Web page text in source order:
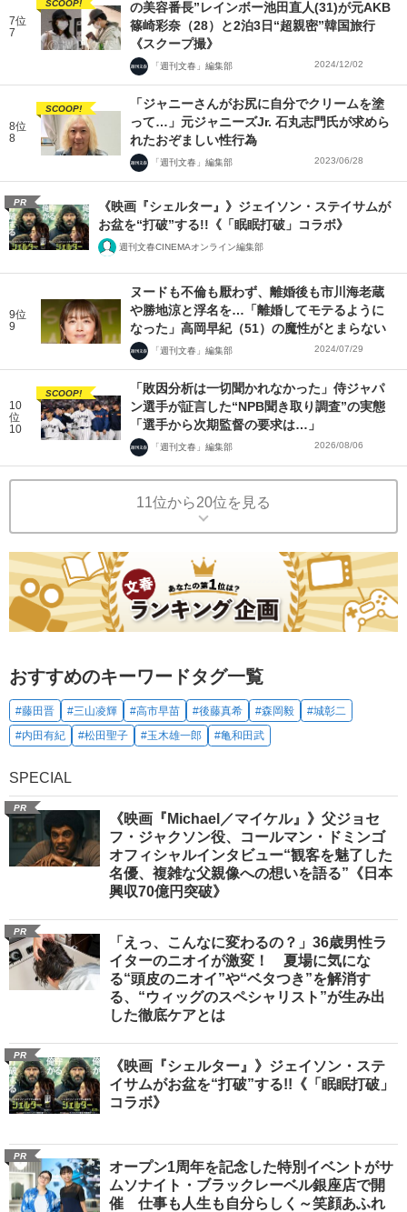
7位
7
SCOOP!
の美容番長”レインボー池田直人(31)が元AKB
篠崎彩奈（28）と2泊3日“超親密”韓国旅行
《スクープ撮》
「週刊文春」編集部 2024/12/02
8位
8
SCOOP!
「ジャニーさんがお尻に自分でクリームを塗
って…」元ジャニーズJr. 石丸志門氏が求めら
れたおぞましい性行為
「週刊文春」編集部 2023/06/28
PR
《映画『シェルター』》ジェイソン・ステイサムが
お盆を“打破”する!!《「眠眠打破」コラボ》
週刊文春CINEMAオンライン編集部
9位
9
ヌードも不倫も厭わず、離婚後も市川海老蔵
や勝地涼と浮名を…「離婚してモテるように
なった」高岡早紀（51）の魔性がとまらない
「週刊文春」編集部 2024/07/29
10
位
10
SCOOP!
「敗因分析は一切聞かれなかった」侍ジャパ
ン選手が証言した“NPB聞き取り調査”の実態
「選手から次期監督の要求は…」
「週刊文春」編集部 2026/08/06
11位から20位を見る
おすすめのキーワードタグ一覧
#藤田晋 #三山凌輝 #高市早苗 #後藤真希 #森岡毅
#城彰二
#内田有紀
#松田聖子 #玉木雄一郎 #亀和田武
SPECIAL
PR
《映画『Michael／マイケル』》父ジョセ
フ・ジャクソン役、コールマン・ドミンゴ
オフィシャルインタビュー“観客を魅了した
名優、複雑な父親像への想いを語る”《日本
興収70億円突破》
PR
「えっ、こんなに変わるの？」36歳男性ラ
イターのニオイが激変！ 夏場に気にな
る“頭皮のニオイ”や“ベタつき”を解消す
る、“ウィッグのスペシャリスト”が生み出
した徹底ケアとは
PR
《映画『シェルター』》ジェイソン・ステ
イサムがお盆を“打破”する!!《「眠眠打破」
コラボ》
PR
オープン1周年を記念した特別イベントがサ
ムソナイト・ブラックレーベル銀座店で開
催 仕事も人生も自分らしく～笑顔あふれ